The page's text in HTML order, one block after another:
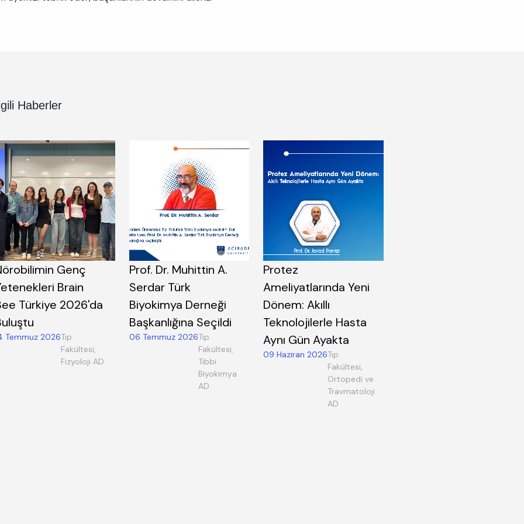
Haberler
Genç
Brain
Türkiye 2026'da
Temmuz 2026Tıp
Fakültesi,
Fizyoloji AD
Prof. Dr. Muhittin A.
Serdar Türk
Biyokimya Derneği
Başkanlığına Seçildi
06 Temmuz 2026Tıp
Fakültesi,
Tıbbi
Biyokimya
AD
Protez
Ameliyatlarında Yeni
Dönem: Akıllı
Teknolojilerle Hasta
Aynı Gün Ayakta
09 Haziran 2026Tıp
Fakültesi,
Ortopedi ve
Travmatoloji
AD